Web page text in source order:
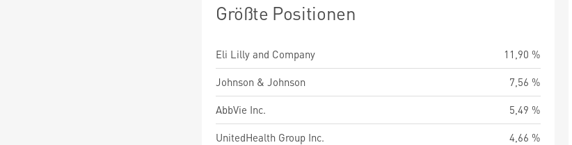
Größte Positionen
Eli Lilly and Company
11,90 %
Johnson & Johnson
7,56 %
AbbVie Inc.
5,49 %
UnitedHealth Group Inc.
4,66 %